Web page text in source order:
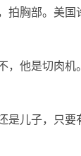
拍胸部。美国
，他是切肉机
是儿子，只要